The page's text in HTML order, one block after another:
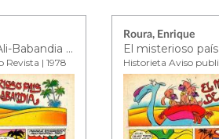
El misterioso país de Ali-Babandia ep. 11
| 1978
Roura, Enrique
Historieta Aviso